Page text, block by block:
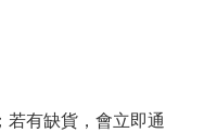
若有缺貨，會立即通